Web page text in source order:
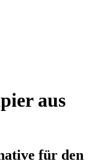
aus
für den